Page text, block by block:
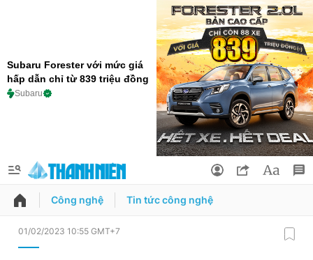
Subaru Forester với mức giá
hấp dẫn chỉ từ 839 triệu đồng
Subaru
QUẢNG CÁO ĐẶT BÁO
Công nghệ Tin tức công nghệ
01/02/2023 10:55 GMT+7